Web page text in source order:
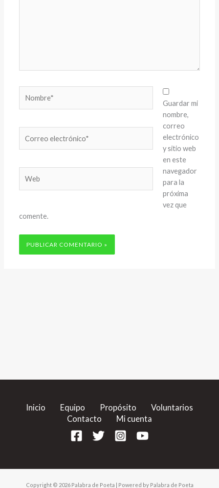
electrónico*
Guardar mi
nombre,
correo
electrónico
y sitio web
en este
navegador
para la
próxima
vez que
comente.
Inicio Equipo Propósito
Voluntarios
Contacto
Mi cuenta
Copyright © 2026 Palabra de Poeta | Powered by Palabra de Poeta